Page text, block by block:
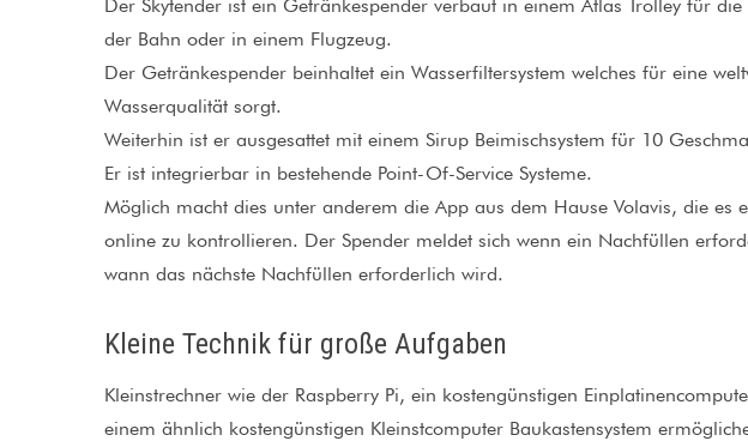
Der Skytender ist ein Getränkespender verbaut in einem Atlas Trolley für
der Bahn oder in einem Flugzeug.
Der Getränkespender beinhaltet ein Wasserfiltersystem welches für eine
Wasserqualität sorgt.
Weiterhin ist er ausgesattet mit einem Sirup Beimischsystem für 10
Er ist integrierbar in bestehende Point-Of-Service Systeme.
Möglich macht dies unter anderem die App aus dem Hause Volavis, die es
online zu kontrollieren. Der Spender meldet sich wenn ein Nachfüllen
wann das nächste Nachfüllen erforderlich wird.
Kleine Technik für große Aufgaben
Kleinstrechner wie der Raspberry Pi, ein kostengünstigen
einem ähnlich kostengünstigen Kleinstcomputer Baukastensystem